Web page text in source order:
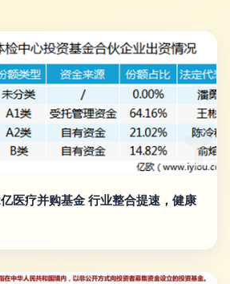
医疗并购基金 行业整合提速，健康